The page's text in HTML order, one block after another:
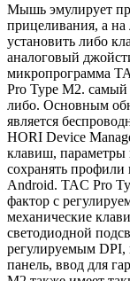
Мышь эмулирует
прицеливания, а
установить либо
аналоговый
микропрограмма
Pro Type M2.
либо. Основным
является
HORI Device
клавиш, параметры
сохранять
Android. TAC Pro
фактор с
механические
светодиодной
регулируемым
панель, ввод для